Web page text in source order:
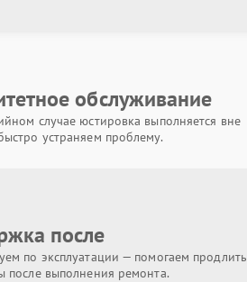
обслуживание
случае юстировка выполняется вне
устраняем проблему.
после
по эксплуатации — помогаем продлить
после выполнения ремонта.